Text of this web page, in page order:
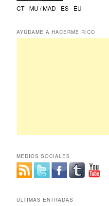
CT - MU / MAD - ES - EU
AYÚDAME A HACERME RICO
MEDIOS SOCIALES
ÚLTIMAS ENTRADAS